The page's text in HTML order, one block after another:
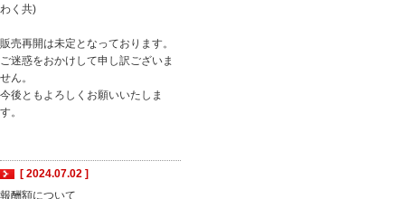
わく共)
販売再開は未定となっております。
ご迷惑をおかけして申し訳ございま
せん。
今後ともよろしくお願いいたしま
す。
[ 2024.07.02 ]
報酬額について